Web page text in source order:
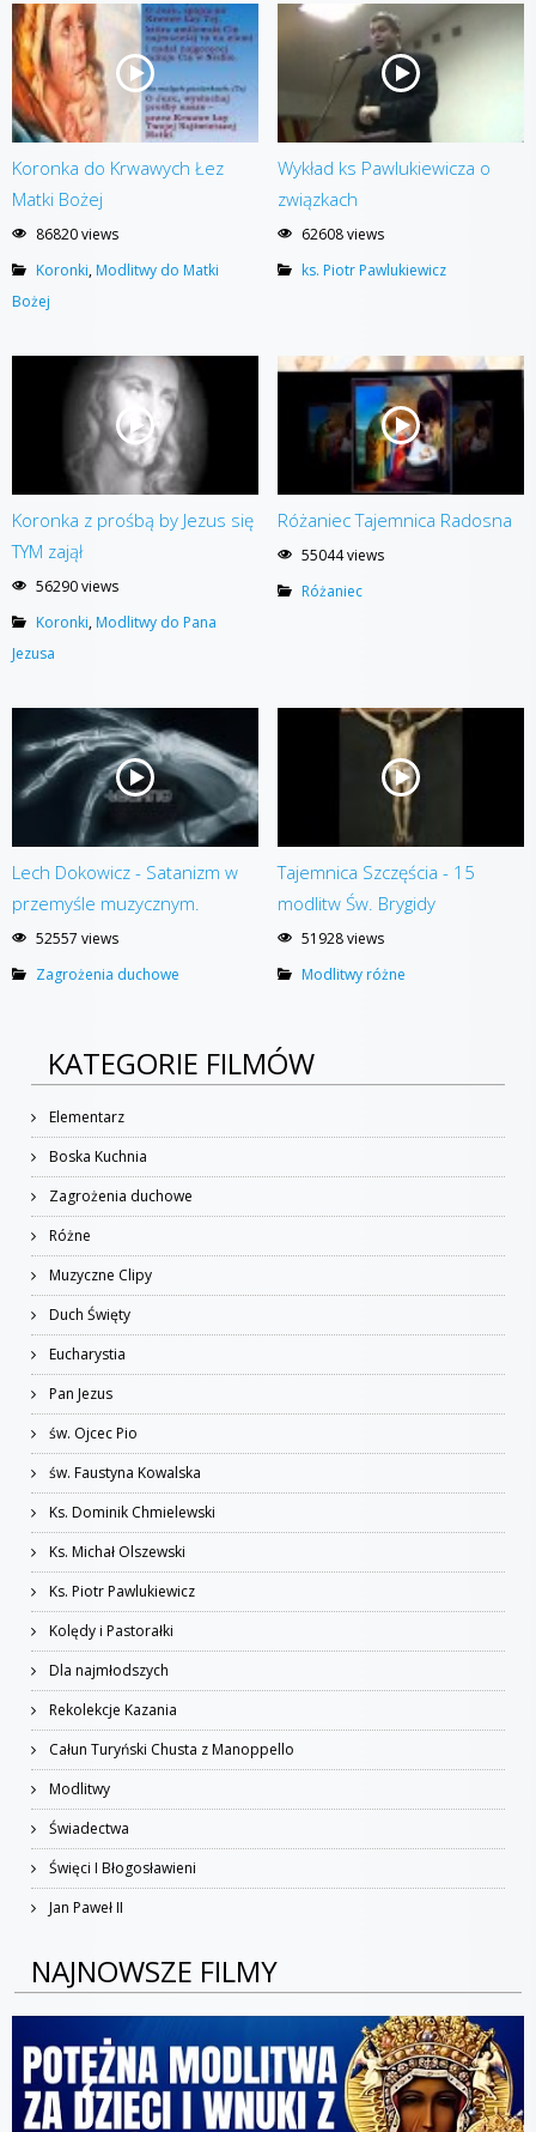
Koronka do Krwawych Łez
Matki Bożej
86820 views
Koronki,Modlitwy do Matki
Bożej
Wykład ks Pawlukiewicza o
związkach
62608 views
ks. Piotr Pawlukiewicz
Koronka z prośbą by Jezus się
TYM zajął
56290 views
Koronki,Modlitwy do Pana
Jezusa
Różaniec Tajemnica Radosna
55044 views
Różaniec
Lech Dokowicz - Satanizm w
przemyśle muzycznym.
52557 views
Zagrożenia duchowe
Tajemnica Szczęścia - 15
modlitw Św. Brygidy
51928 views
Modlitwy różne
KATEGORIE FILMÓW
Elementarz
Boska Kuchnia
Zagrożenia duchowe
Różne
Muzyczne Clipy
Duch Święty
Eucharystia
Pan Jezus
św. Ojcec Pio
św. Faustyna Kowalska
Ks. Dominik Chmielewski
Ks. Michał Olszewski
Ks. Piotr Pawlukiewicz
Kolędy i Pastorałki
Dla najmłodszych
Rekolekcje Kazania
Całun Turyński Chusta z Manoppello
Modlitwy
Świadectwa
Święci I Błogosławieni
Jan Paweł II
NAJNOWSZE FILMY